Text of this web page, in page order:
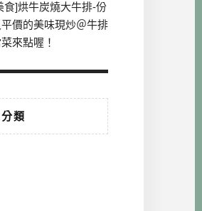
食]烘牛炭燒大牛排-份
價的美味現炒＠牛排
來點喔！
類